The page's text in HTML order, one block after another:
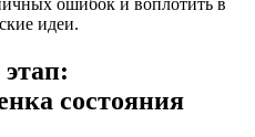
ошибок и воплотить в
идеи.
состояния